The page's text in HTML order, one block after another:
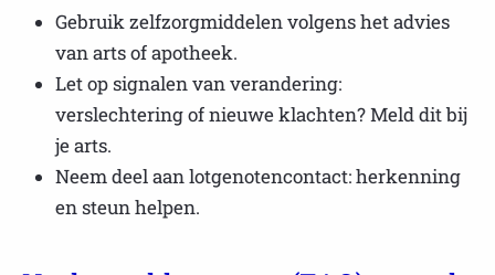
Gebruik zelfzorgmiddelen volgens het advies
van arts of apotheek.
Let op signalen van verandering:
verslechtering of nieuwe klachten? Meld dit bij
je arts.
Neem deel aan lotgenotencontact: herkenning
en steun helpen.